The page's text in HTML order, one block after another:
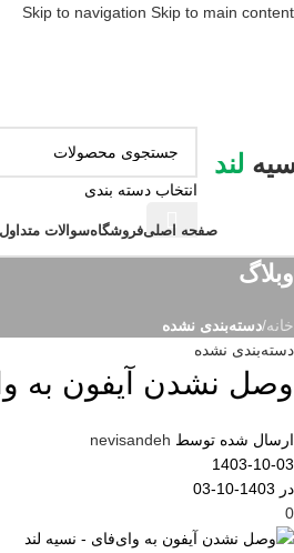
Skip to navigation Skip to main content
لند
انتخاب دسته بندی
صفحه اصلیفروشگاهسوالات متداول
وبلاگ
خانه/دسته‌بندی نشده
دسته‌بندی نشده
وصل نشدن آیفون به
ارسال شده توسط nevisandeh
1403-10-03
در 1403-10-03
0